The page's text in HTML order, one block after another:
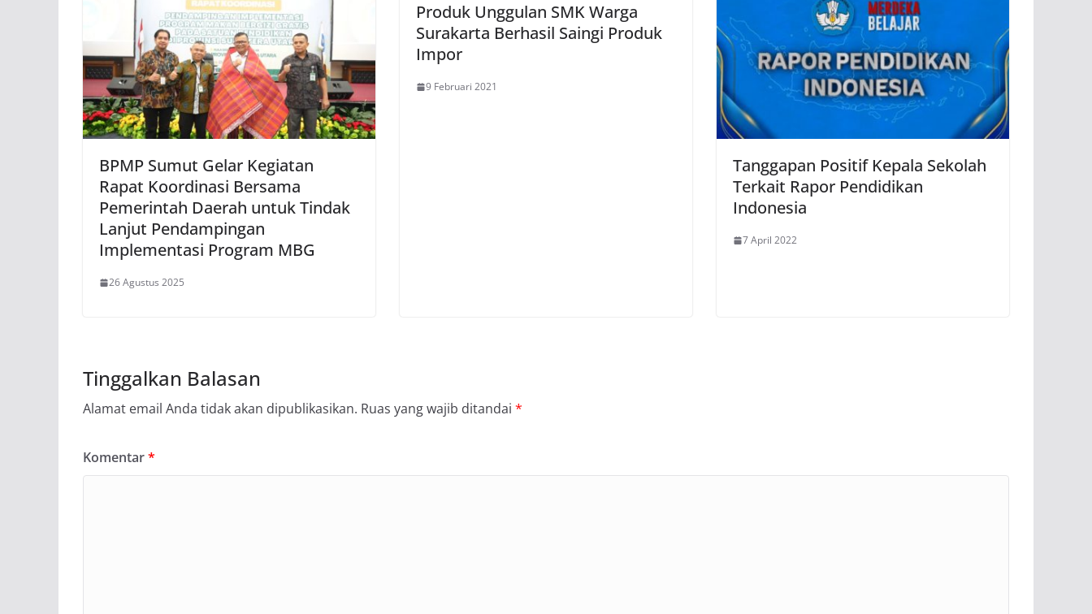
BPMP Sumut Gelar Kegiatan
Rapat Koordinasi Bersama
Pemerintah Daerah untuk Tindak
Lanjut Pendampingan
Implementasi Program MBG
26 Agustus 2025
Produk Unggulan SMK Warga
Surakarta Berhasil Saingi Produk
Impor
9 Februari 2021
Tanggapan Positif Kepala Sekolah
Terkait Rapor Pendidikan
Indonesia
7 April 2022
Tinggalkan Balasan
Alamat email Anda tidak akan dipublikasikan. Ruas yang wajib ditandai *
Komentar*